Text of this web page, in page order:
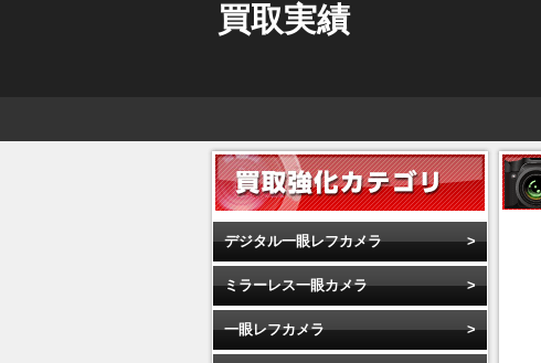
買取実績
デジタル一眼レフカメラ
ミラーレス一眼カメラ
一眼レフカメラ